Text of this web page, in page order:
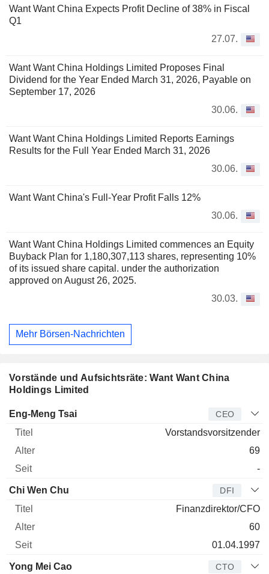
Want Want China Expects Profit Decline of 38% in Fiscal
Q1
27.07.
Want Want China Holdings Limited Proposes Final
Dividend for the Year Ended March 31, 2026, Payable on
September 17, 2026
30.06.
Want Want China Holdings Limited Reports Earnings
Results for the Full Year Ended March 31, 2026
30.06.
Want Want China's Full-Year Profit Falls 12%
30.06.
Want Want China Holdings Limited commences an Equity
Buyback Plan for 1,180,307,113 shares, representing 10%
of its issued share capital. under the authorization
approved on August 26, 2025.
30.03.
Mehr Börsen-Nachrichten
Vorstände und Aufsichtsräte: Want Want China
Holdings Limited
Manager Titel Alter
Eng-Meng Tsai CEO
Vorstandsvorsitzender
69
-
Chi Wen Chu DFI
Finanzdirektor/CFO
60
01.04.1997
Yong Mei Cao CTO